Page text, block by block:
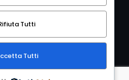
Tutti
Tutti